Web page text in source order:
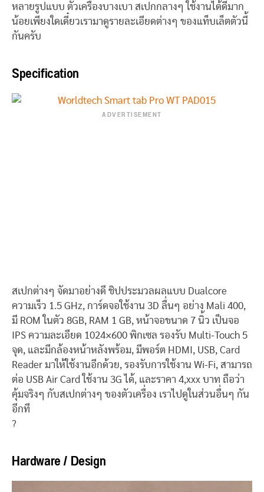
หลายรูปแบบ ตัวเครื่องบางเบา สเปกกลางๆ ใช้งานได้ดีมาก
น้อยเพียงใดเดี๋ยวเรามาดูรายละเอียดต่างๆ ของแท็บเล็ตตัวนี้
กันครับ
Specification
ADVERTISEMENT
สเปกต่างๆ จัดมาอย่างดี ชิปประมวลผลแบบ Dualcore
ความเร็ว 1.5 GHz, การ์ดจอใช้งาน 3D ลื่นๆ อย่าง Mali 400,
มี ROM ในตัว 8GB, RAM 1 GB, หน้าจอขนาด 7 นิ้ว เป็นจอ
IPS ความละเอียด 1024×600 พิกเซล รองรับ Multi-Touch 5
จุด, และมีกล้องหน้าหลังพร้อม, มีพอร์ต HDMI, USB, Card
Reader มาให้ใช้งานอีกด้วย, รองรับการใช้งาน Wi-Fi, สามารถ
ต่อ USB Air Card ใช้งาน 3G ได้, และราคา 4,xxx บาท ถือว่า
คุ้มจริงๆ กับสเปกต่างๆ ของตัวเครื่อง เราไปดูในส่วนอื่นๆ กัน
อีกที
?
Hardware / Design